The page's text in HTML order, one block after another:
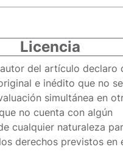
Licencia
del artículo declaro
e inédito que no
simultánea en
no cuenta con algún
cualquier naturaleza
derechos previstos en